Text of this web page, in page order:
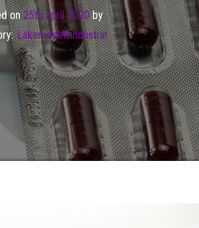
on25th april 2020by
Läkemedelsindustrin